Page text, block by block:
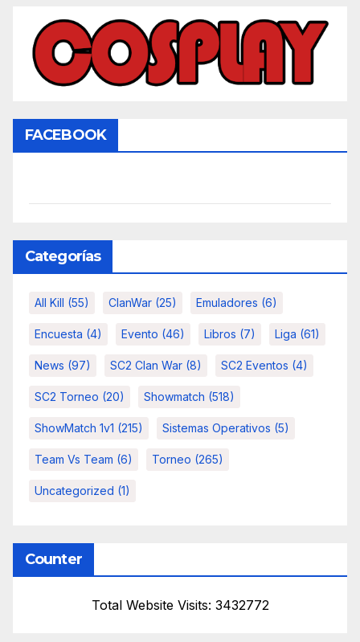
FACEBOOK
Categorías
All Kill (55) ClanWar (25) Emuladores (6)
Encuesta (4) Evento (46) Libros (7) Liga (61)
News (97) SC2 Clan War (8) SC2 Eventos (4)
SC2 Torneo (20) Showmatch (518)
ShowMatch 1v1 (215) Sistemas Operativos (5)
Team Vs Team (6) Torneo (265)
Uncategorized (1)
Counter
Total Website Visits: 3432772